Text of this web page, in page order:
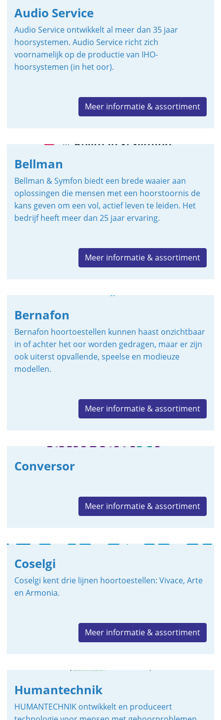
Audio Service
Audio Service ontwikkelt al meer dan 35 jaar
hoorsystemen. Audio Service richt zich
voornamelijk op de productie van IHO-
hoorsystemen (in het oor).
Meer informatie & assortiment
Bellman
Bellman & Symfon biedt een brede waaier aan
oplossingen die mensen met een hoorstoornis de
kans geven om een vol, actief leven te leiden. Het
bedrijf heeft meer dan 25 jaar ervaring.
Meer informatie & assortiment
Bernafon
Bernafon hoortoestellen kunnen haast onzichtbaar
in of achter het oor worden gedragen, maar er zijn
ook uiterst opvallende, speelse en modieuze
modellen.
Meer informatie & assortiment
Conversor
Meer informatie & assortiment
Coselgi
Coselgi kent drie lijnen hoortoestellen: Vivace, Arte
en Armonia.
Meer informatie & assortiment
Humantechnik
HUMANTECHNIK ontwikkelt en produceert